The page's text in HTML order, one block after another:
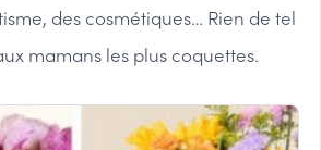
des cosmétiques… Rien de tel
mamans les plus coquettes.